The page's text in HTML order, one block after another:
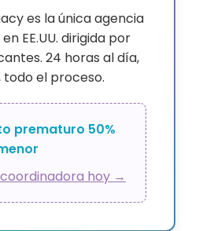
es la única agencia
EE.UU. dirigida por
24 horas al día,
todo el proceso.
prematuro 50%
hoy →